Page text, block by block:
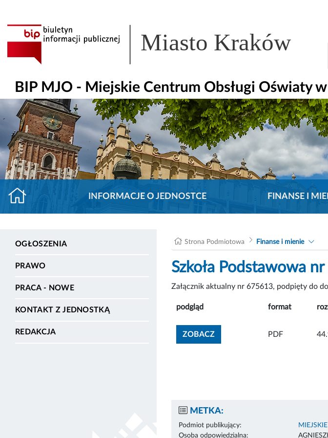
Miasto Kraków
BIP MJO - Miejskie Centrum Obsługi Oświaty
INFORMACJE O JEDNOSTCE FINANSE I
OGŁOSZENIA
PRAWO
PRACA - NOWE
KONTAKT Z JEDNOSTKĄ
REDAKCJA
Strona Podmiotowa Finanse i mienie
Szkoła Podstawowa
Załącznik aktualny nr 675613, podpięty do
podgląd format
ZOBACZZOBACZ ZAŁĄCZNIK
PDF
METKA:
Podmiot publikujący:
Osoba odpowiedzialna: